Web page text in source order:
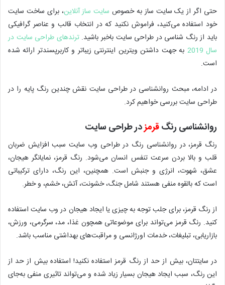
حتی اگر از یک سایت ساز به خصوص سایت ساز آنلاین، برای ساخت سایت
خود استفاده می‌کنید، فراموش نکنید که در انتخاب قالب و عناصر گرافیکی
باید از رنگ شناسی در طراحی سایت باخبر باشید.ترندهای طراحی سایت در
سال 2019
به جهت داشتن ویترین اینترنتی زیباتر و کاربرپسندتر ارائه شده
است.
در ادامه، مبحث روانشناسی در طراحی سایت نقش چندین رنگ پایه را در
طراحی سایت بررسی خواهیم کرد.
روانشناسی رنگقرمزدر طراحی سایت
رنگ قرمز، در روانشناسی رنگ‌ در طراحی وب سایت سبب افزایش ضربان
قلب و بالا بردن سرعت تنفس انسان می‌شود. رنگ قرمز، نمایانگر هیجان،
عشق، شهوت، انرژی و جنبش است. همچنین، این رنگ، دارای ترکیباتی
است که بالقوه منفی هستند شامل جنگ، خشونت، آتش، خشم، و خطر.
از رنگ قرمز، برای جلب توجه به چیزی یا ایجاد هیجان در وب سایت استفاده
کنید. رنگ قرمز می‌تواند برای موضوعاتی همچون غذا، مد، سرگرمی، ورزش،
بازاریابی، تبلیغات، خدمات اورژانسی و مراقبت‌های بهداشتی مناسب باشد.
در سایتتان، بیش از حد از رنگ قرمز استفاده نکنید! استفاده بیش از حد از
این رنگ، سبب ایجاد هیجان بسیار زیاد شده و می‌تواند تاثیری منفی به‌جای